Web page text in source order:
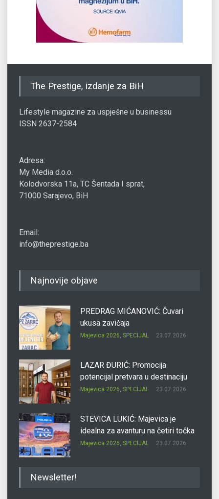
The Prestige, izdanje za BiH
Lifestyle magazine za uspješne u businessu
ISSN 2637-2584
Adresa:
My Media d.o.o.
Kolodvorska 11a, TC Šentada I sprat,
71000 Sarajevo, BiH
Email:
info@theprestige.ba
Najnovije objave
PREDRAG MIĆANOVIĆ: Čuvari
ukusa zavičaja
Majevica 2026, SPECIJAL 23.07.2026.
LAZAR ĐURIĆ: Promocija
potencijal pretvara u destinaciju
Majevica 2026, SPECIJAL 23.07.2026.
STEVICA LUKIĆ: Majevica je
idealna za avanturu na četiri točka
Majevica 2026, SPECIJAL 23.07.2026.
Newsletter!